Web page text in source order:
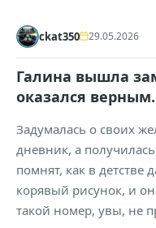
ckat350 29.05.2026
Галина вышла
оказался
Задумалась о своих
дневник, а
помнят, как в
корявый рисунок, и
такой номер, увы, не